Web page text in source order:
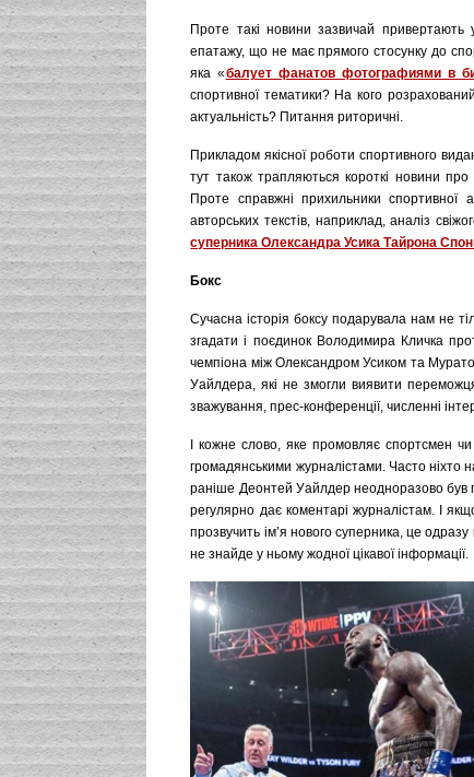
Проте такі новини зазвичай привертають
епатажу, що не має прямого стосунку до
яка «балует фанатов фотографиями в
спортивної тематики? На кого
актуальність? Питання риторичні.
Прикладом якісної роботи спортивного
тут також трапляються короткі новини
Проте справжні прихильники спортивної
авторських текстів, наприклад, аналіз
суперника Олександра Усика Тайрона
Бокс
Сучасна історія боксу подарувала нам не
згадати і поєдинок Володимира Кличка
чемпіона між Олександром Усиком та
Уайлдера, які не змогли виявити
зважування, прес-конференції, численні
І кожне слово, яке промовляє спортсмен
громадянськими журналістами. Часто ніхто
раніше Деонтей Уайлдер неодноразово був
регулярно дає коментарі журналістам. І
прозвучить ім’я нового суперника, це
не знайде у ньому жодної цікавої інформації.